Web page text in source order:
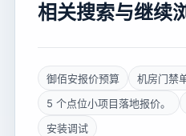
相关搜索与继续
御佰安报价预算
机房门禁
5 个点位小项目落地报价。
安装调试